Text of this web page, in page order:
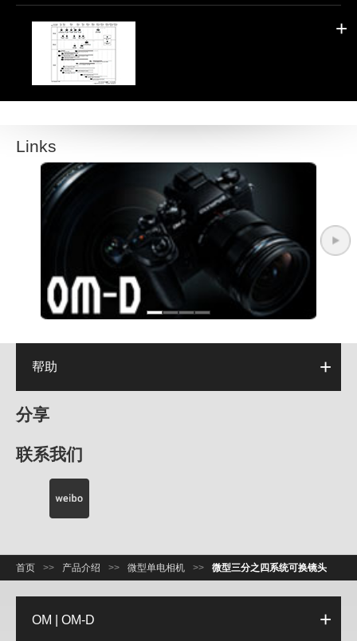
Links
帮助
分享
联系我们
首页 >> 产品介绍 >> 微型单电相机 >> 微型三分之四系统可换镜头
OM | OM-D